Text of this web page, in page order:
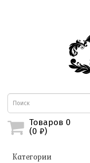
Товаров 0
(0 ₽)
Категории